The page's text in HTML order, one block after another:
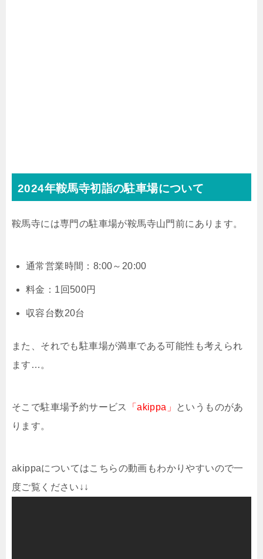
2024年鞍馬寺初詣の駐車場について
鞍馬寺には専門の駐車場が鞍馬寺山門前にあります。
通常営業時間：8:00～20:00
料金：1回500円
収容台数20台
また、それでも駐車場が満車である可能性も考えられ
ます…。
そこで駐車場予約サービス 「akippa」
というものがあ
ります。
akippaについてはこちらの動画もわかりやすいので一
度ご覧ください↓↓